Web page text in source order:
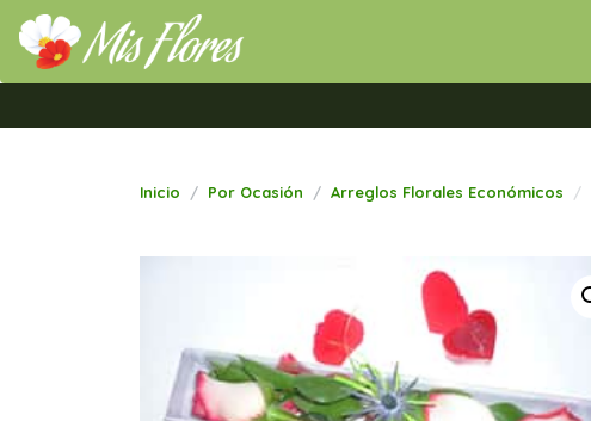
Inicio Por Ocasión Arreglos Florales Económicos